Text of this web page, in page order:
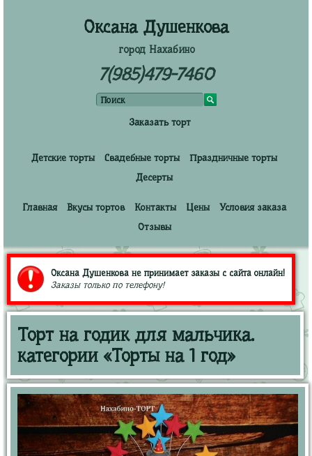
Оксана Душенкова
город Нахабино
7(985)479-7460
Заказать торт
Детские торты Свадебные торты
Праздничные торты
Десерты
Главная Вкусы тортов Контакты Цены
Условия заказа
Отзывы
Оксана Душенкова не принимает заказы с сайта онлайн!
Заказы только по телефону!
Торт на годик для мальчика.
категории «Торты на 1 год»